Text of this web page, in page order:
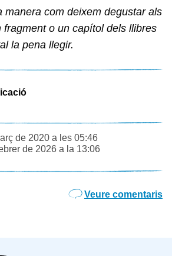
manera com deixem degustar als
fragment o un capítol dels llibres
la pena llegir.
de 2020 a les 05:46
de 2026 a la 13:06
Veure comentaris